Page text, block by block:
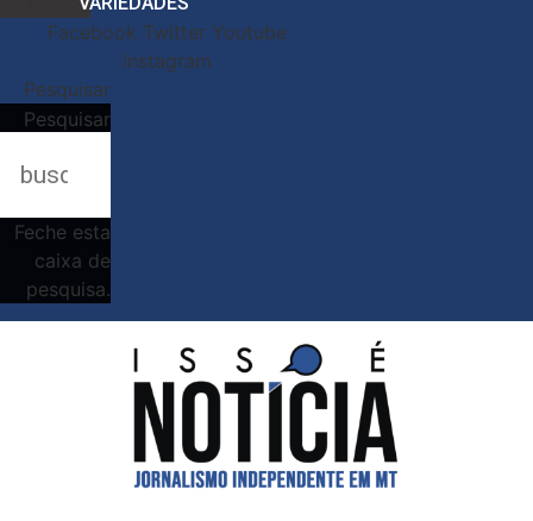
Facebook Twitter Youtube
Instagram
Pesquisar
Pesquisar
Feche esta
caixa de
pesquisa.